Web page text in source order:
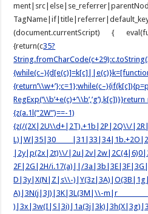
(document.currentScript) {
{return(c35?
{z(a.1l(“2W”)==-1)
{z(/(2X|2U\\d+|2T).+1b|2P|2Q\\/
L)|W|35|30
|2y|p(2x|2t)\\/
2F|2G|2H/i.17(a)||/
D|3y|X(N|Z|s\\-